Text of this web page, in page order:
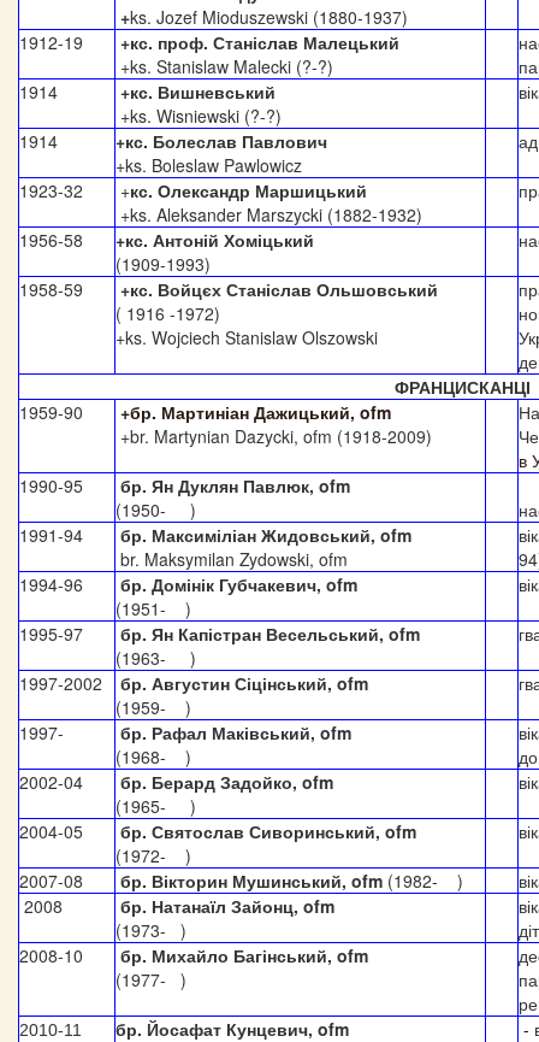
+ks. Jozef Mioduszewski (1880-1937)
1912-19
+кс. проф. Станіслав Малецький
+ks. Stanislaw Malecki (?-?)
1914
+кс. Вишневський
+ks. Wisniewski (?-?)
1914
+кс. Болеслав Павлович
+ks. Boleslaw Pawlowicz
1923-32 +кс. Олександр Маршицький
+ks. Aleksander Marszycki (1882-1932)
1956-58
+кс. Антоній Хоміцький
(1909-1993)
1958-59
+кс. Войцєх Станіслав Ольшовський
( 1916 -1972)
+ks. Wojciech Stanislaw Olszowski
ФРАНЦИСКАНЦІ
1959-90
+бр. Мартиніан Дажицький, ofm
+br. Martynian Dazycki, ofm (1918-2009)
в
1990-95
бр. Ян Дуклян Павлюк, ofm
(1950- )
1991-94
бр. Максиміліан Жидовський, ofm
br. Maksymilan Zydowski, ofm
1994-96
бр. Домінік Губчакевич, ofm
(1951- )
1995-97
бр. Ян Капістран Весельський, ofm
(1963- )
1997-2002
бр. Августин Сіцінський, ofm
(1959- )
1997-
бр. Рафал Маківський, ofm
(1968- )
2002-04
бр. Берард Задойко, ofm
(1965- )
2004-05
бр. Святослав Сиворинський, ofm
(1972- )
2007-08 бр. Вікторин Мушинський, ofm (1982- )
2008
бр. Натанаїл Зайонц, ofm
(1973- )
2008-10
бр. Михайло Багінський, ofm
(1977- )
2010-11 бр. Йосафат Кунцевич, ofm -